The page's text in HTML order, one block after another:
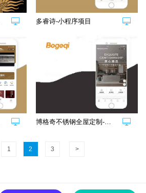
多睿诗-小程序项目
博格奇不锈钢全屋定制-小程序项目
1 2 3 >